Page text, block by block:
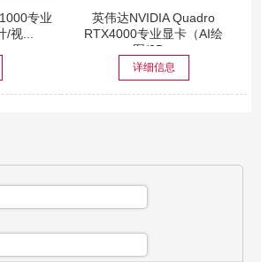
专业
视...
英伟达NVIDIA Quadro
RTX4000专业显卡（AI绘
图/3D...
详细信息